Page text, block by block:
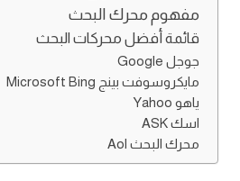
مفهوم محرك البحث
قائمة أفضل محركات البحث
جوجل Google
مايكروسوفت بينج Microsoft Bing
ياهو Yahoo
اسك ASK
محرك البحث Aol